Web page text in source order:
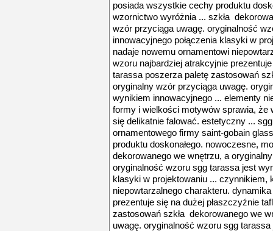
posiada wszystkie cechy produktu
wzornictwo wyróżnia ... szkła
wzór przyciąga uwagę. oryginalność
innowacyjnego połączenia klasyki w
nadaje nowemu ornamentowi
wzoru najbardziej atrakcyjnie
tarassa poszerza paletę zastosowań
oryginalny wzór przyciąga uwagę.
wynikiem innowacyjnego ... elementy
formy i wielkości motywów sprawia, że
się delikatnie falować. estetyczny ...
ornamentowego firmy saint-gobain
produktu doskonałego. nowoczesne,
dekorowanego we wnętrzu, a
oryginalność wzoru sgg tarassa jest
klasyki w projektowaniu ... czynnikiem,
niepowtarzalnego charakteru.
prezentuje się na dużej płaszczyźnie
zastosowań szkła dekorowanego we
uwagę. oryginalność wzoru sgg